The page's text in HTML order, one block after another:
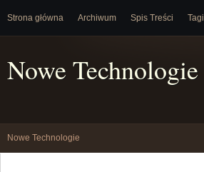
Strona główna Archiwum Spis Treści Tagi
Nowe Technologie
Nowe Technologie